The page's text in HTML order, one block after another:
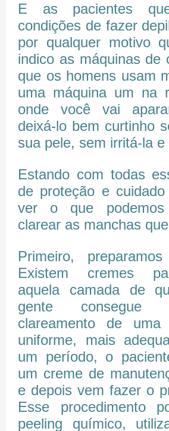
E as pacientes
condições de fazer
por qualquer motivo
indico as máquinas de
que os homens usam
uma máquina um na
onde você vai
deixá-lo bem curtinho
sua pele, sem irritá-la e
Estando com todas
de proteção e
ver o que
clarear as manchas
Primeiro,
Existem cremes
aquela camada de
gente consegue
clareamento de
uniforme, mais
um período, o
um creme de
e depois vem fazer o
Esse procedimento
peeling químico,